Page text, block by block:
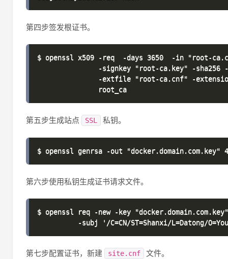
第四步签发根证书。
$ openssl x509 -req  -days 3650  -in "root-
-signkey "root-ca.key" -sha256
-extfile "root-ca.cnf" -
第五步生成站点 SSL 私钥。
第六步使用私钥生成证书请求文件。
$ openssl req -new -key
第七步配置证书，新建 site.cnf 文件。